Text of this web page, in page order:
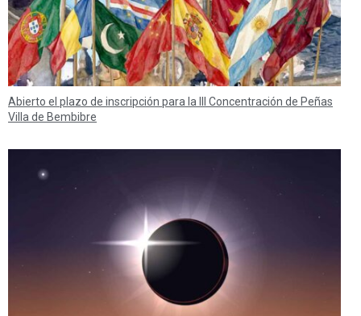
Abierto el plazo de inscripción para la III Concentración de Peñas
Villa de Bembibre